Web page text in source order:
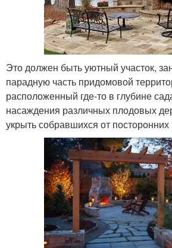
Это должен быть уютный участок,
парадную часть придомовой
расположенный где-то в глубине
насаждения различных плодовых
укрыть собравшихся от посторонних